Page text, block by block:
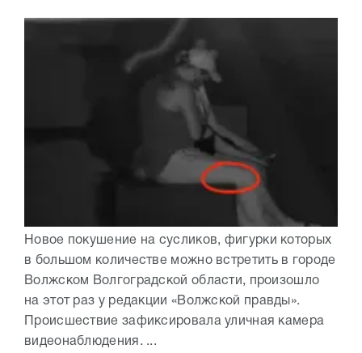
Новое покушение на сусликов, фигурки которых
в большом количестве можно встретить в городе
Волжском Волгоградской области, произошло
на этот раз у редакции «Волжской правды».
Происшествие зафиксировала уличная камера
видеонаблюдения. ...